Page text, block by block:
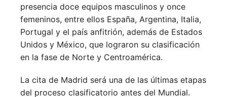
presencia doce equipos masculinos y once
femeninos, entre ellos España, Argentina, Italia,
Portugal y el país anfitrión, además de Estados
Unidos y México, que lograron su clasificación
en la fase de Norte y Centroamérica.
La cita de Madrid será una de las últimas etapas
del proceso clasificatorio antes del Mundial.